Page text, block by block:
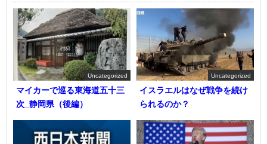
Uncategorized
マイカーで巡る東海道五十三
次_静岡県（後編）
Uncategorized
イスラエルはなぜ戦争を続け
られるのか？